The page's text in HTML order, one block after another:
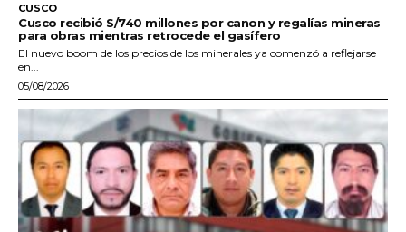
CUSCO
Cusco recibió S/740 millones por canon y regalías mineras
para obras mientras retrocede el gasífero
El nuevo boom de los precios de los minerales ya comenzó a reflejarse
en...
05/08/2026